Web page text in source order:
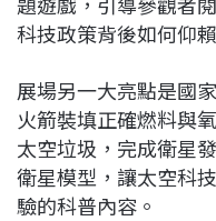
科技政策背後如何仰
展場另一大亮點是國
火箭裝填正確燃料與
太空垃圾，完成衛星
衛星模型，讓太空科
驗的科普內容。